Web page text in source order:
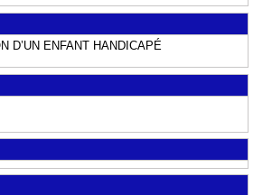
D’UN ENFANT HANDICAPÉ